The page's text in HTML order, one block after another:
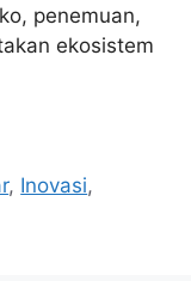
penemuan,
ekosistem
, Inovasi,